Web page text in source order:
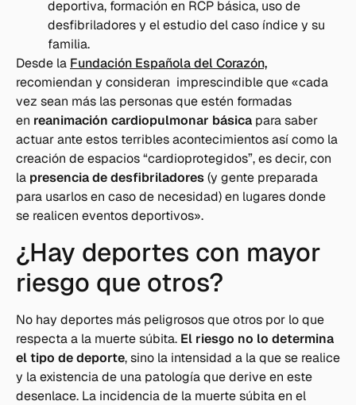
deportiva, formación en RCP básica, uso de
desfibriladores y el estudio del caso índice y su
familia.
Desde la Fundación Española del Corazón,
recomiendan y consideran imprescindible que «cada
vez sean más las personas que estén formadas
en reanimación cardiopulmonar básica para saber
actuar ante estos terribles acontecimientos así como la
creación de espacios “cardioprotegidos”, es decir, con
la presencia de desfibriladores(y gente preparada
para usarlos en caso de necesidad) en lugares donde
se realicen eventos deportivos».
¿Hay deportes con mayor
riesgo que otros?
No hay deportes más peligrosos que otros por lo que
respecta a la muerte súbita. El riesgo no lo determina
el tipo de deporte, sino la intensidad a la que se realice
y la existencia de una patología que derive en este
desenlace. La incidencia de la muerte súbita en el